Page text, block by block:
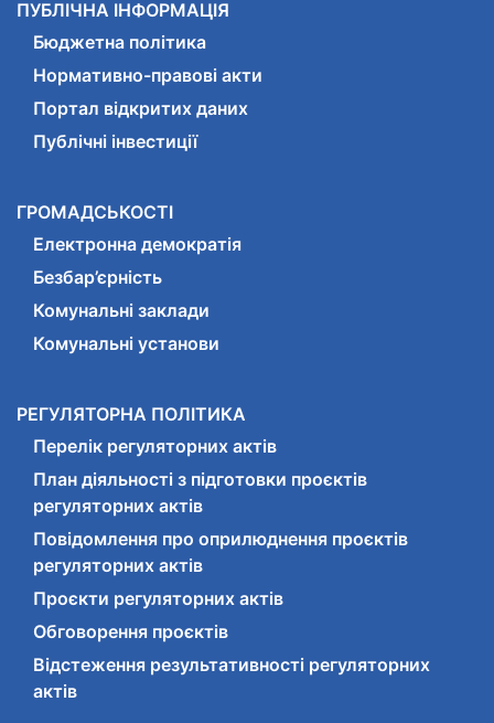
ПУБЛІЧНА ІНФОРМАЦІЯ
Бюджетна політика
Нормативно-правові акти
Портал відкритих даних
Публічні інвестиції
ГРОМАДСЬКОСТІ
Електронна демократія
Безбар’єрність
Комунальні заклади
Комунальні установи
РЕГУЛЯТОРНА ПОЛІТИКА
Перелік регуляторних актів
План діяльності з підготовки проєктів
регуляторних актів
Повідомлення про оприлюднення проєктів
регуляторних актів
Проєкти регуляторних актів
Обговорення проєктів
Відстеження результативності регуляторних
актів